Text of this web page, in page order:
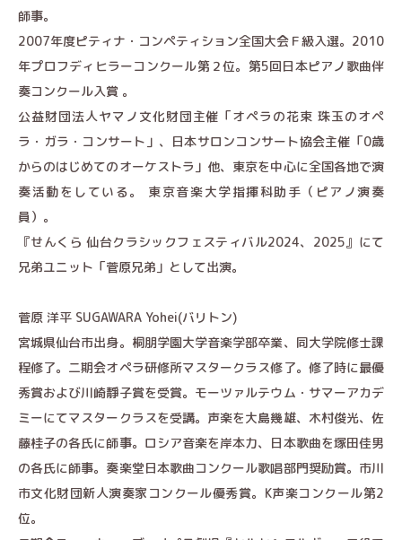
師事。
2007年度ピティナ・コンペティション全国大会Ｆ級入選。2010
年プロフディヒラーコンクール第２位。第5回日本ピアノ歌曲伴
奏コンクール入賞 。
公益財団法人ヤマノ文化財団主催「オペラの花束 珠玉のオペ
ラ・ガラ・コンサート」、日本サロンコンサート協会主催「0歳
からのはじめてのオーケストラ」他、東京を中心に全国各地で演
奏活動をしている。 東京音楽大学指揮科助手（ピアノ演奏
員）。
『せんくら 仙台クラシックフェスティバル2024、2025』にて
兄弟ユニット「菅原兄弟」として出演。
菅原 洋平 SUGAWARA Yohei(バリトン)
宮城県仙台市出身。桐朋学園大学音楽学部卒業、同大学院修士課
程修了。二期会オペラ研修所マスタークラス修了。修了時に最優
秀賞および川崎靜子賞を受賞。モーツァルテウム・サマーアカデ
ミーにてマスタークラスを受講。声楽を大島幾雄、木村俊光、佐
藤桂子の各氏に師事。ロシア音楽を岸本力、日本歌曲を塚田佳男
の各氏に師事。奏楽堂日本歌曲コンクール歌唱部門奨励賞。市川
市文化財団新人演奏家コンクール優秀賞。K声楽コンクール第2
位。